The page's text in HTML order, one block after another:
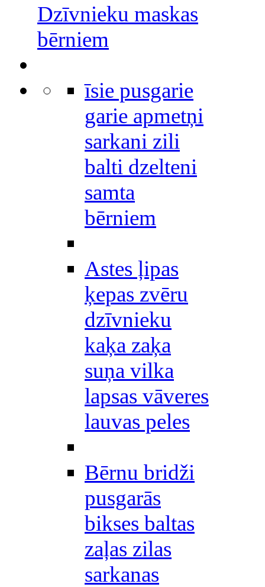
Dzīvnieku maskas
bērniem
īsie pusgarie
garie apmetņi
sarkani zili
balti dzelteni
samta
bērniem
Astes ļipas
ķepas zvēru
dzīvnieku
kaķa zaķa
suņa vilka
lapsas vāveres
lauvas peles
Bērnu bridži
pusgarās
bikses baltas
zaļas zilas
sarkanas